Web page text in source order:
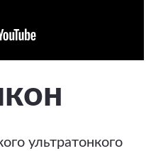
ультратонкого